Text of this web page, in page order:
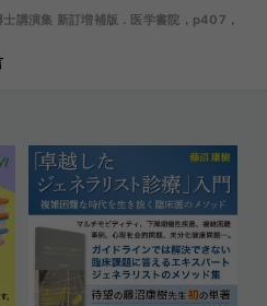
講演集 新訂増補版．医学書院，p407，